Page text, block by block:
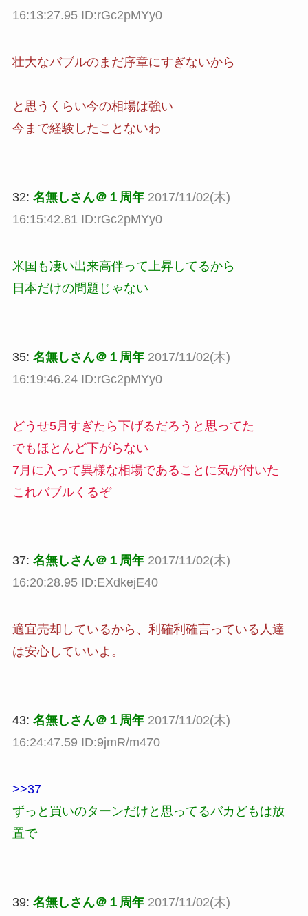
16:13:27.95 ID:rGc2pMYy0
壮大なバブルのまだ序章にすぎないから
と思うくらい今の相場は強い
今まで経験したことないわ
32: 名無しさん＠１周年 2017/11/02(木)
16:15:42.81 ID:rGc2pMYy0
米国も凄い出来高伴って上昇してるから
日本だけの問題じゃない
35: 名無しさん＠１周年 2017/11/02(木)
16:19:46.24 ID:rGc2pMYy0
どうせ5月すぎたら下げるだろうと思ってた
でもほとんど下がらない
7月に入って異様な相場であることに気が付いた
これバブルくるぞ
37: 名無しさん＠１周年 2017/11/02(木)
16:20:28.95 ID:EXdkejE40
適宜売却しているから、利確利確言っている人達
は安心していいよ。
43: 名無しさん＠１周年 2017/11/02(木)
16:24:47.59 ID:9jmR/m470
>>37
ずっと買いのターンだけと思ってるバカどもは放
置で
39: 名無しさん＠１周年 2017/11/02(木)